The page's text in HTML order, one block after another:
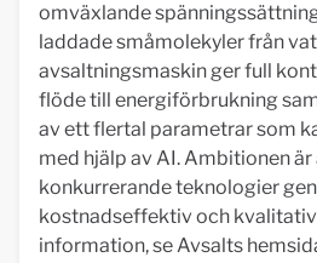
omväxlande
laddade småmolekyler från
avsaltningsmaskin ger full
flöde till energiförbrukning
av ett flertal parametrar som
med hjälp av AI. Ambitionen
konkurrerande teknologier
kostnadseffektiv och
information, se Avsalts